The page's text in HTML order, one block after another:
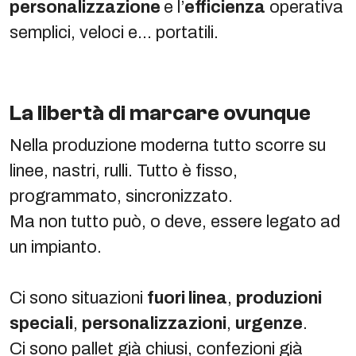
personalizzazione e l’efficienza operativa
semplici, veloci e… portatili.
La libertà di marcare ovunque
Nella produzione moderna tutto scorre su
linee, nastri, rulli. Tutto è fisso,
programmato, sincronizzato.
Ma non tutto può, o deve, essere legato ad
un impianto.
Ci sono situazioni fuori linea, produzioni
speciali, personalizzazioni, urgenze.
Ci sono pallet già chiusi, confezioni già